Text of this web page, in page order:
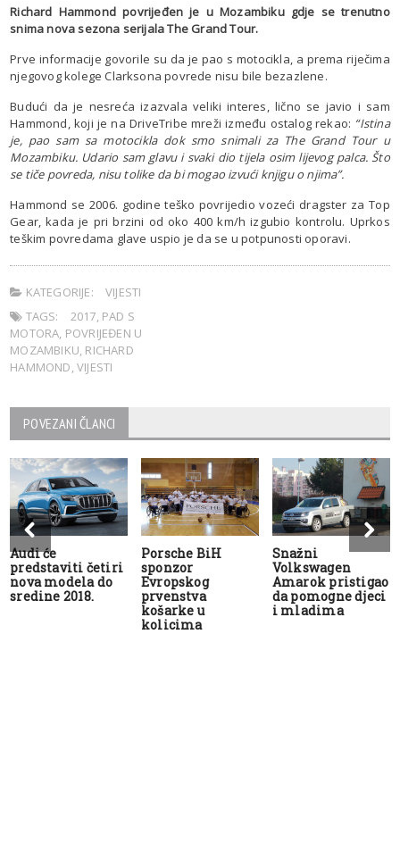
Richard Hammond povrijeđen je u Mozambiku gdje se trenutno
snima nova sezona serijala The Grand Tour.
Prve informacije govorile su da je pao s motocikla, a prema riječima
njegovog kolege Clarksona povrede nisu bile bezazlene.
Budući da je nesreća izazvala veliki interes, lično se javio i sam
Hammond, koji je na DriveTribe mreži između ostalog rekao: “Istina
je, pao sam sa motocikla dok smo snimali za The Grand Tour u
Mozambiku. Udario sam glavu i svaki dio tijela osim lijevog palca. Što
se tiče povreda, nisu tolike da bi mogao izvući knjigu o njima”.
Hammond se 2006. godine teško povrijedio vozeći dragster za Top
Gear, kada je pri brzini od oko 400 km/h izgubio kontrolu. Uprkos
teškim povredama glave uspio je da se u potpunosti oporavi.
KATEGORIJE:
VIJESTI
TAGS:
2017, PAD S
MOTORA, POVRIJEĐEN U
MOZAMBIKU, RICHARD
HAMMOND,VIJESTI
POVEZANI ČLANCI
Audi će
predstaviti četiri
nova modela do
sredine 2018.
Porsche BiH
sponzor
Evropskog
prvenstva
košarke u
kolicima
Snažni
Volkswagen
Amarok pristigao
da pomogne djeci
i mladima